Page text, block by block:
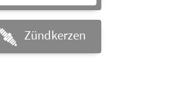
Zündkerzen